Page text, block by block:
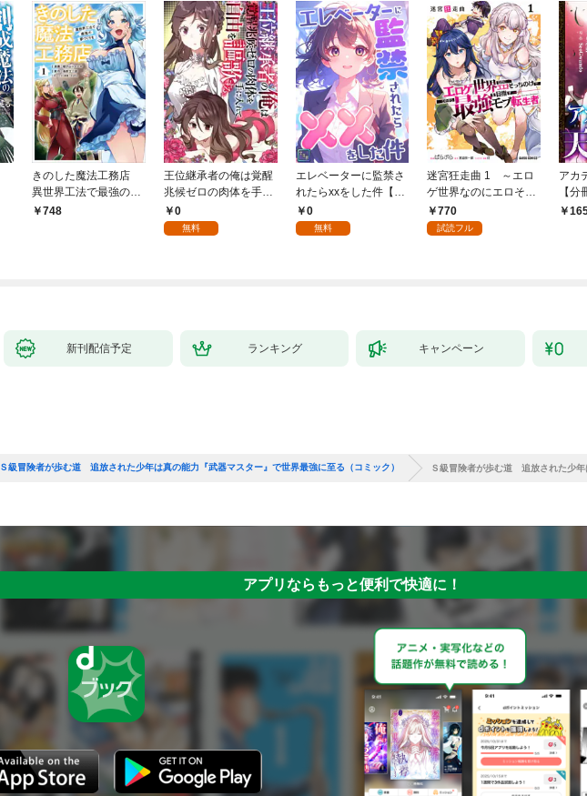
きのした魔法工務店
異世界工法で最強の家
づくりを（コミック）
748
王位継承者の俺は覚醒
兆候ゼロの肉体を手に
入れて自由を謳歌す
る。1
0
無料
エレベーターに監禁さ
れたらxxをした件【全
年齢版】(1)
0
無料
迷宮狂走曲 1 ～エロ
ゲ世界なのにエロそっ
ちのけでひたすら最強
を目指すモブ転生者～
770
試読フル
アカ
【
ク）
新刊配信予定 ランキング キャンペーン
Ｓ級冒険者が歩む道 追放された少年は真の能力『武器マスター』で世界最強に至る（コミック） Ｓ級冒険者が歩む道 追放された少
アプリならもっと便利で快適に！